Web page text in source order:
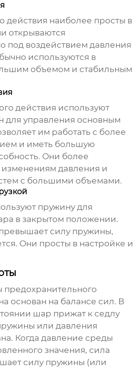
действия наиболее просты в
открываются
под воздействием давления
используются в
объемом и стабильным
действия используют
для управления основным
им работать с более
и иметь большую
Они более
изменениям давления и
с большими объемами.
пружину для
в закрытом положении.
силу пружины,
Они просты в настройке и
предохранительного
основан на балансе сил. В
шар прижат к седлу
или давления
Когда давление среды
значения, сила
силу пружины (или